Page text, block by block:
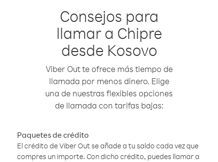
Consejos para
llamar a Chipre
desde Kosovo
Viber Out te ofrece más tiempo de
llamada por menos dinero. Elige
una de nuestras flexibles opciones
de llamada con tarifas bajas:
Paquetes de crédito
El crédito de Viber Out se añade a tu saldo cada vez que
compres un importe. Con dicho crédito, puedes llamar a